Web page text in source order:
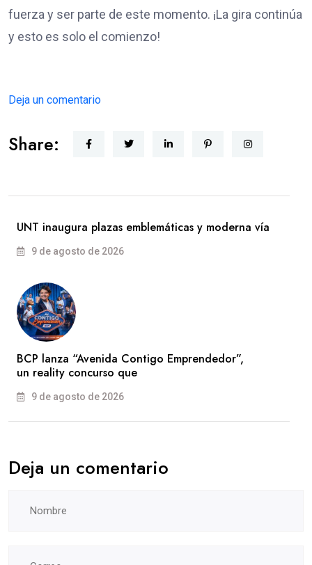
fuerza y ser parte de este momento. ¡La gira continúa
y esto es solo el comienzo!
Deja un comentario
Share:
UNT inaugura plazas emblemáticas y moderna vía
9 de agosto de 2026
BCP lanza “Avenida Contigo Emprendedor”,
un reality concurso que
9 de agosto de 2026
Deja un comentario